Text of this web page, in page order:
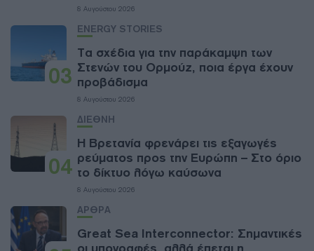
8 Αυγούστου 2026
03
ENERGY STORIES
Τα σχέδια για την παράκαμψη των
Στενών του Ορμούζ, ποια έργα έχουν
προβάδισμα
8 Αυγούστου 2026
04
ΔΙΕΘΝΗ
Η Βρετανία φρενάρει τις εξαγωγές
ρεύματος προς την Ευρώπη – Στο όριο
το δίκτυο λόγω καύσωνα
8 Αυγούστου 2026
ΑΡΘΡΑ
Great Sea Interconnector: Σημαντικές